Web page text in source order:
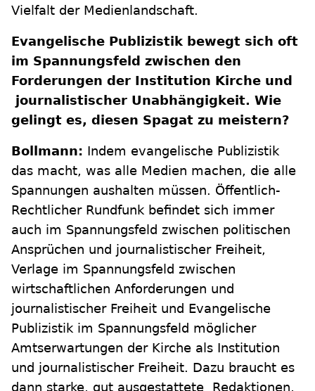
Vielfalt der Medienlandschaft.
Evangelische Publizistik bewegt sich oft
im Spannungsfeld zwischen den
Forderungen der Institution Kirche und
journalistischer Unabhängigkeit. Wie
gelingt es, diesen Spagat zu meistern?
Bollmann: Indem evangelische Publizistik
das macht, was alle Medien machen, die alle
Spannungen aushalten müssen. Öffentlich-
Rechtlicher Rundfunk befindet sich immer
auch im Spannungsfeld zwischen politischen
Ansprüchen und journalistischer Freiheit,
Verlage im Spannungsfeld zwischen
wirtschaftlichen Anforderungen und
journalistischer Freiheit und Evangelische
Publizistik im Spannungsfeld möglicher
Amtserwartungen der Kirche als Institution
und journalistischer Freiheit. Dazu braucht es
dann starke, gut ausgestattete Redaktionen,